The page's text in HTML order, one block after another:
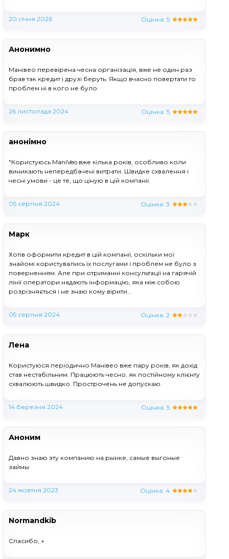
20 січня 2026 Оцінка: 5
Анонимно
Манівео перевірена чесна організація, вже не один раз
брав так кредит і друзі беруть. Якщо вчасно повертати то
проблем ні в кого не було.
26 листопада 2024 Оцінка: 5
анонімно
"Користуюсь ManiVeo вже кілька років, особливо коли
виникають непередбачені витрати. Швидке схвалення і
чесні умови - це те, що ціную в цій компанії.
05 серпня 2024 Оцінка: 3
Марк
Хотів оформити кредит в цій компанії, оскільки мої
знайомі користувались їх послугами і проблем не було з
поверненням. Але при отриманні консультації на гарячій
лінії оператори надають інформацію, яка між собою
розрізняється і не знаю кому вірити…
05 серпня 2024 Оцінка: 2
Лена
Користуюся періодично Манівео вже пару років, як дохід
став нестабільним. Працюють чесно, як постійному клієнту
схвалюють швидко. Прострочень не допускаю.
14 березня 2024 Оцінка: 5
Аноним
Давно знаю эту компанию на рынке, самые выгоные
займы.
24 жовтня 2023 Оцінка: 4
Normandkib
Спасибо, +